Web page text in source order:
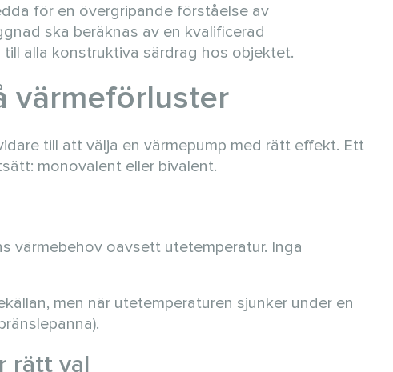
för en övergripande förståelse av
ska beräknas av en kvalificerad
alla konstruktiva särdrag hos objektet.
värmeförluster
till att välja en värmepump med rätt effekt. Ett
monovalent eller bivalent.
värmebehov oavsett utetemperatur. Inga
men när utetemperaturen sjunker under en
rätt val